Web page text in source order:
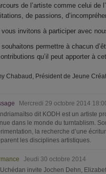
de l’artiste comme celui de
de passions,
vous invitons à participer avec
souhaitons permettre à chacun
qu’il peut apporter à
Chabaud, Président de Jeune
Mercredi 29 octobre 2014
dit KODH est un artiste
dans le monde du turntablism.
la recherche d’une
les disciplines artistiques.
Jeudi 30 octobre 2014
invite Jochen Dehn,